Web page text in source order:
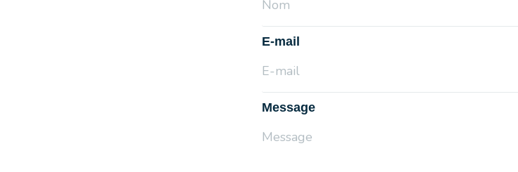
E-mail
Message